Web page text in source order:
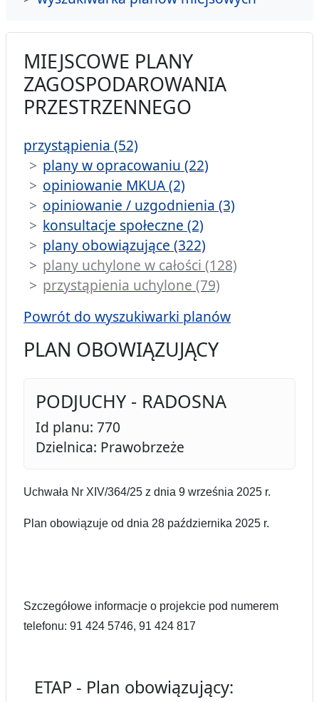
MIEJSCOWE PLANY
ZAGOSPODAROWANIA
PRZESTRZENNEGO
przystąpienia (52)
plany w opracowaniu (22)
opiniowanie MKUA (2)
opiniowanie / uzgodnienia (3)
konsultacje społeczne (2)
plany obowiązujące (322)
plany uchylone w całości (128)
przystąpienia uchylone (79)
Powrót do wyszukiwarki planów
PLAN OBOWIĄZUJĄCY
PODJUCHY - RADOSNA
Id planu: 770
Dzielnica: Prawobrzeże
Uchwała Nr XIV/364/25 z dnia 9 września 2025 r.
Plan obowiązuje od dnia 28 października 2025 r.
Szczegółowe informacje o projekcie pod numerem
telefonu: 91 424 5746, 91 424 817
ETAP - Plan obowiązujący: